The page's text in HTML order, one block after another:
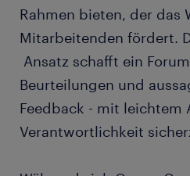
Rahmen bieten, der das
Mitarbeitenden fördert.
Ansatz schafft ein
Beurteilungen und
Feedback - mit leichtem
Verantwortlichkeit